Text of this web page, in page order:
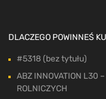
DLACZEGO POWINNEŚ
#5318 (bez tytułu)
ABZ INNOVATION L30 –
ROLNICZYCH